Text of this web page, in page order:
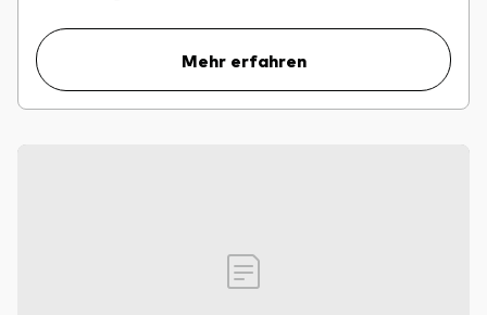
Mehr erfahren